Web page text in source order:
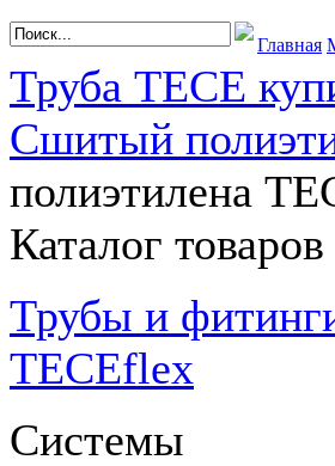
Главная
Труба TECE
Сшитый
полиэтилена
Каталог товаров
Трубы и
TECEflex
Системы